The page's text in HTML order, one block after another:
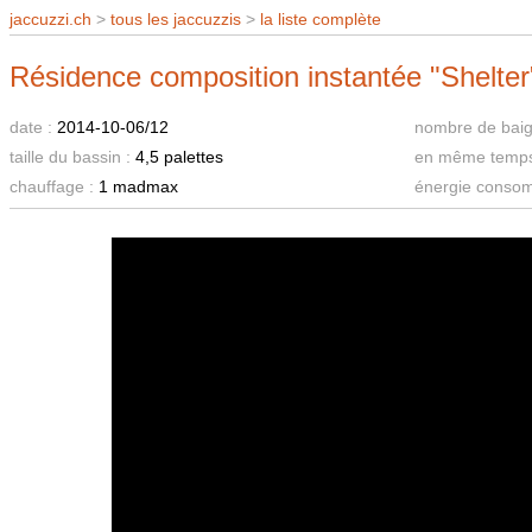
jaccuzzi.ch > tous les jaccuzzis > la liste complète
Résidence composition instantée
date : 2014-10-06/12
nombre de
taille du bassin : 4,5 palettes
en même
chauffage : 1 madmax énergie